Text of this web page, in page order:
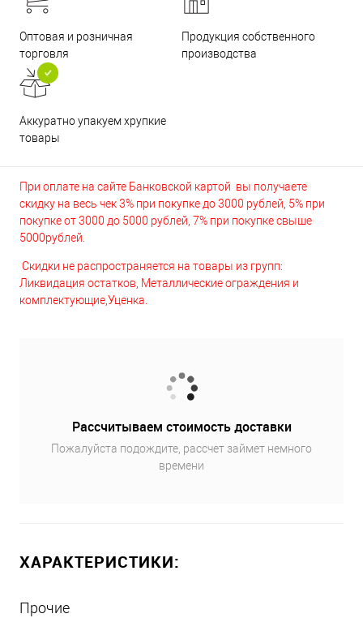
Оптовая и розничная
торговля
Продукция собственного
производства
Аккуратно упакуем хрупкие
товары
При оплате на сайте Банковской картой вы получаете
скидку на весь чек 3% при покупке до 3000 рублей, 5% при
покупке от 3000 до 5000 рублей, 7% при покупке свыше
5000рублей.
Скидки не распространяется на товары из групп:
Ликвидация остатков, Металлические ограждения и
комплектующие,Уценка.
Рассчитываем стоимость доставки
Пожалуйста подождите, рассчет займет немного
времени
ХАРАКТЕРИСТИКИ:
Прочие